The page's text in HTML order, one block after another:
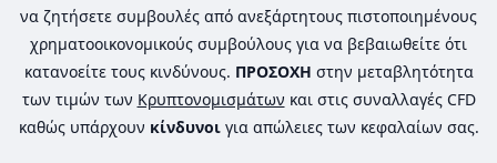
να ζητήσετε συμβουλές από ανεξάρτητους πιστοποιημένους
χρηματοοικονομικούς συμβούλους για να βεβαιωθείτε ότι
κατανοείτε τους κινδύνους. ΠΡΟΣΟΧΗ στην μεταβλητότητα
των τιμών των Κρυπτονομισμάτων και στις συναλλαγές CFD
καθώς υπάρχουν κίνδυνοιγια απώλειες των κεφαλαίων σας.